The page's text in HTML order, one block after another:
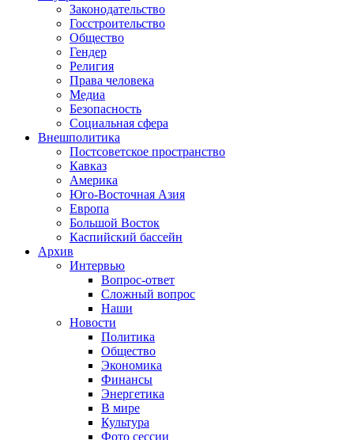
Законодательство
Госстроительство
Общество
Гендер
Религия
Права человека
Медиа
Безопасность
Социальная сфера
Внешполитика
Постсоветское пространство
Кавказ
Америка
Юго-Восточная Азия
Европа
Большой Восток
Каспийский бассейн
Архив
Интервью
Вопрос-ответ
Сложный вопрос
Наши
Новости
Политика
Общество
Экономика
Финансы
Энергетика
В мире
Культура
Фото сессии